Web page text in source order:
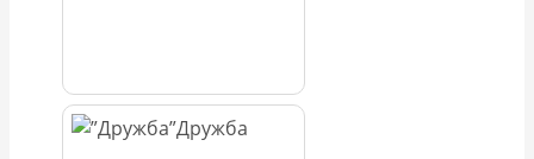
Дружба